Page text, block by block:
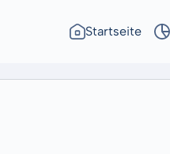
Startseite